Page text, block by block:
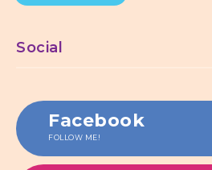
Social
Facebook
FOLLOW ME!